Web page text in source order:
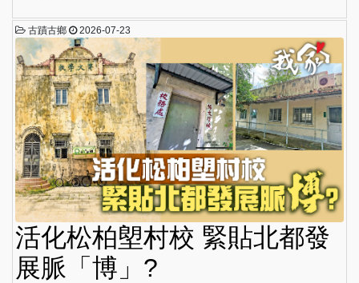
古蹟古鄉 2026-07-23
活化松柏塱村校 緊貼北都發
展脈「博」?